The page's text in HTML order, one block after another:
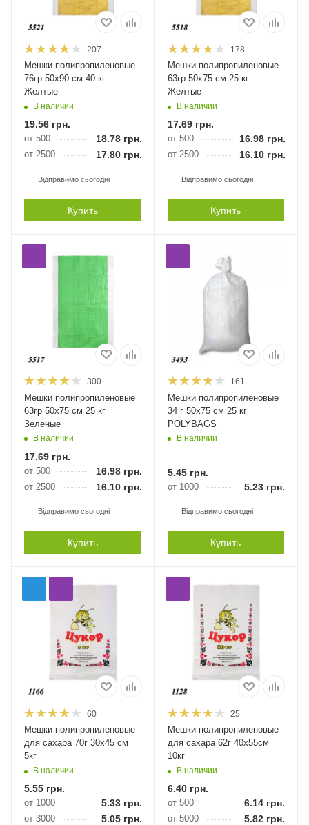
207
Мешки полипропиленовые
76гр 50х90 см 40 кг
Желтые
В наличии
19.56 грн.
от 500 18.78 грн.
от 2500 17.80 грн.
Відправимо сьогодні
Купить
178
Мешки полипропиленовые
63гр 50х75 см 25 кг
Желтые
В наличии
17.69грн.
от 500 16.98грн.
от 2500 16.10грн.
Відправимо сьогодні
Купить
300
Мешки полипропиленовые
63гр 50х75 см 25 кг
Зеленые
В наличии
17.69 грн.
от 500 16.98 грн.
от 2500 16.10 грн.
Відправимо сьогодні
Купить
161
Мешки полипропиленовые
34 г 50х75 см 25 кг
POLYBAGS
В наличии
5.45грн.
от 1000 5.23 грн.
Відправимо сьогодні
Купить
60
Мешки полипропиленовые
для сахара 70г 30х45 см
5кг
В наличии
5.55 грн.
от 1000 5.33грн.
от 3000 5.05грн.
25
Мешки полипропиленовые
для сахара 62г 40х55см
10кг
В наличии
6.40грн.
от 500 6.14 грн.
от 5000 5.82 грн.